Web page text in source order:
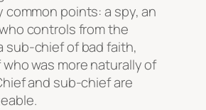
points: a spy, an
controls from the
sub-chief of bad faith,
was more naturally of
and sub-chief are